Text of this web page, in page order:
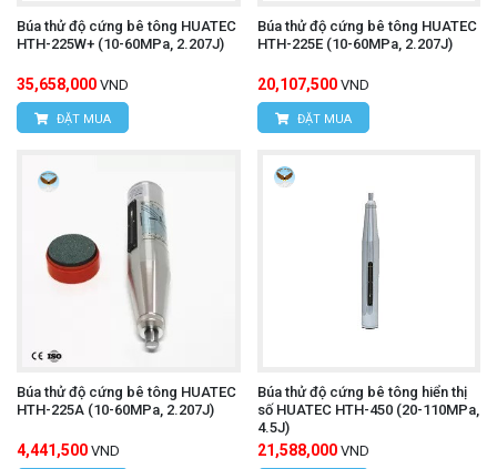
Búa thử độ cứng bê tông HUATEC
HTH-225W+ (10-60MPa, 2.207J)
35,658,000 VND
ĐẶT MUA
Búa thử độ cứng bê tông HUATEC
HTH-225E (10-60MPa, 2.207J)
20,107,500 VND
ĐẶT MUA
Búa thử độ cứng bê tông HUATEC
HTH-225A (10-60MPa, 2.207J)
4,441,500 VND
Búa thử độ cứng bê tông hiển thị
số HUATEC HTH-450 (20-110MPa,
4.5J)
21,588,000 VND